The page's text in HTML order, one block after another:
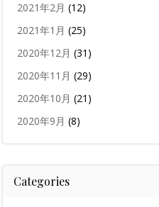
2021年2月 (12)
2021年1月 (25)
2020年12月 (31)
2020年11月 (29)
2020年10月 (21)
2020年9月 (8)
Categories